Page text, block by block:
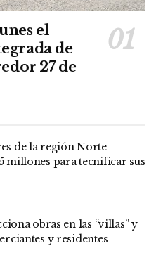
el
de
27 de
de la región Norte
millones para tecnificar sus
obras en las “villas” y
y residentes